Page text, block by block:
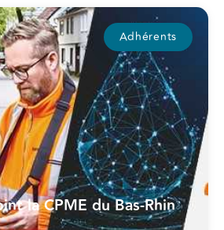
Adhérents
la CPME du Bas-Rhin